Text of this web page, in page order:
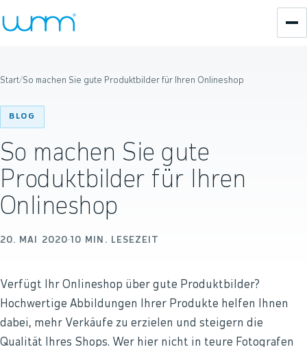
Start/So machen Sie gute Produktbilder für Ihren Onlineshop
BLOG
So machen Sie gute
Produktbilder für Ihren
Onlineshop
20. MAI 2020·10 MIN. LESEZEIT
Verfügt Ihr Onlineshop über gute Produktbilder?
Hochwertige Abbildungen Ihrer Produkte helfen Ihnen
dabei, mehr Verkäufe zu erzielen und steigern die
Qualität Ihres Shops. Wer hier nicht in teure Fotografen